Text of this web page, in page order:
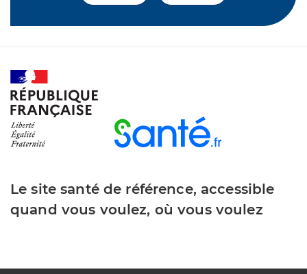
Le site santé de référence, accessible
quand vous voulez, où vous voulez